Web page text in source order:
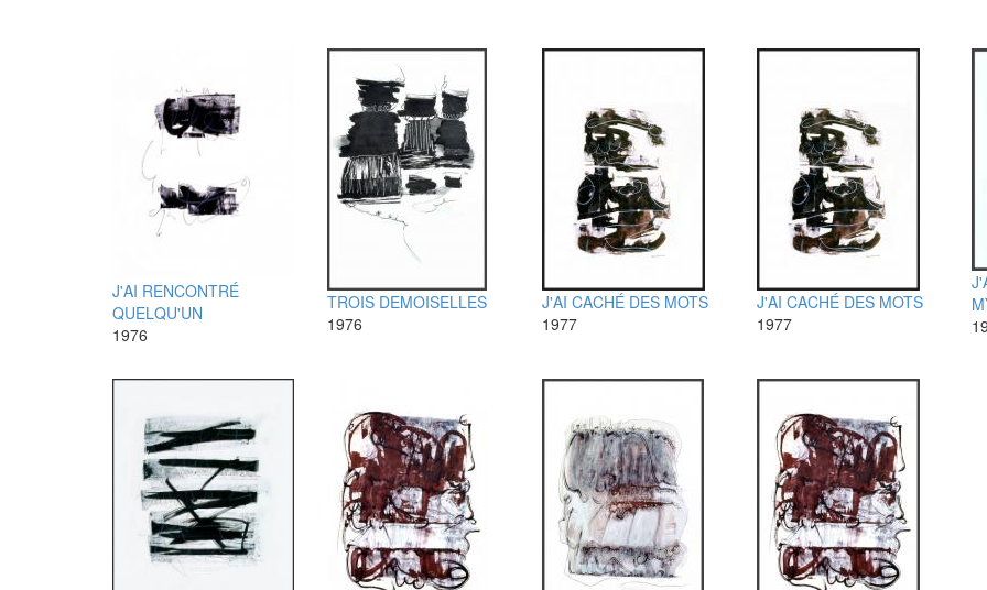
J'AI RENCONTRÉ
QUELQU'UN
1976
TROIS DEMOISELLES
1976
J'AI CACHÉ DES MOTS
1977
J'AI CACHÉ DES MOTS
1977